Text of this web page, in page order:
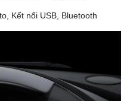
Kết nối USB, Bluetooth